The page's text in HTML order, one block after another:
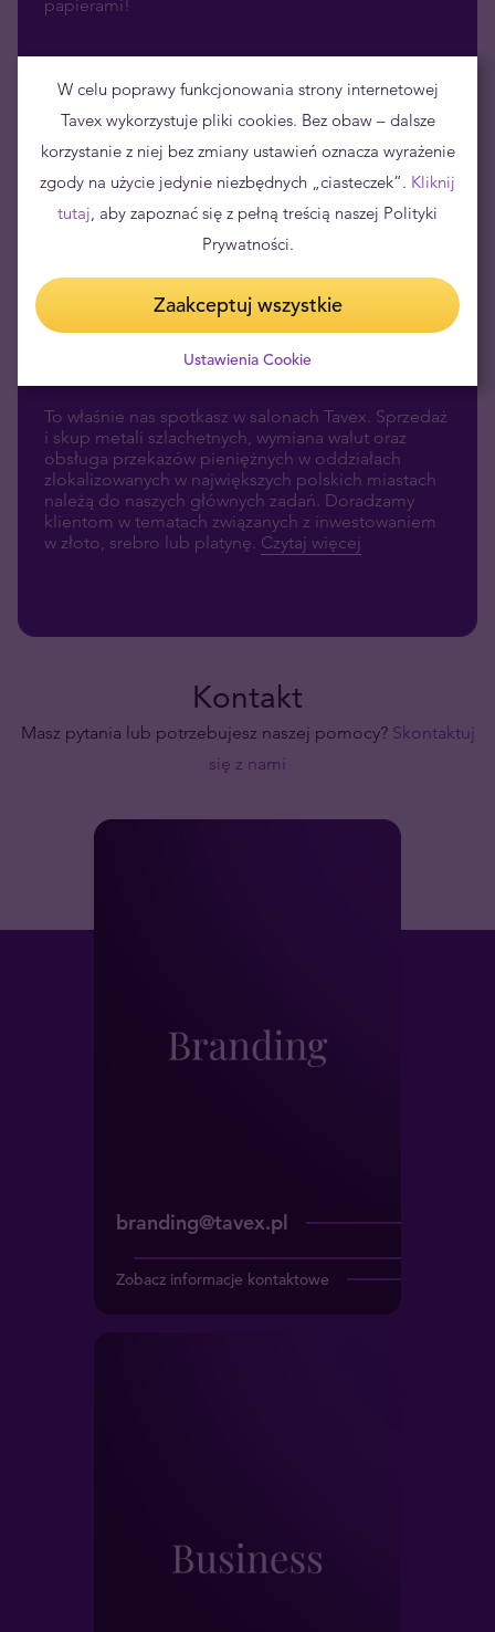
papierami!
Customer Service
To właśnie nas spotkasz w salonach Tavex. Sprzedaż
i skup metali szlachetnych, wymiana walut oraz
obsługa przekazów pieniężnych w oddziałach
zlokalizowanych w największych polskich miastach
należą do naszych głównych zadań. Doradzamy
klientom w tematach związanych z inwestowaniem
w złoto, srebro lub platynę. Czytaj więcej
Kontakt
Masz pytania lub potrzebujesz naszej pomocy? Skontaktuj
się z nami
branding@tavex.pl
Zobacz informacje kontaktowe
W celu poprawy funkcjonowania strony internetowej
Tavex wykorzystuje pliki cookies. Bez obaw – dalsze
korzystanie z niej bez zmiany ustawień oznacza wyrażenie
zgody na użycie jedynie niezbędnych „ciasteczek”. Kliknij
tutaj, aby zapoznać się z pełną treścią naszej Polityki
Prywatności.
Zaakceptuj wszystkie
Ustawienia Cookie